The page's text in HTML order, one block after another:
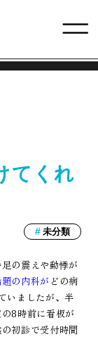
てくれ
未分類
の震えや動悸が
の内科が どの病
いましたが、半
8時前に看板が
初診で受付時間